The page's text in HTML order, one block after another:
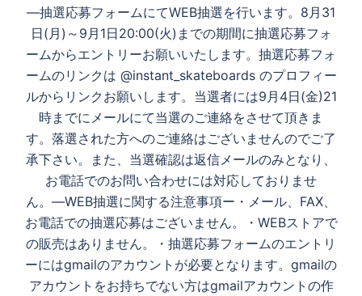
― 抽選応募フォームにてWEB抽選を行います。 8月31
日(月)～9月1日20:00(火)までの期間に抽選応募フォ
ームからエントリーお願いいたします。 抽選応募フォ
ームのリンクは @instant_skateboards のプロフィー
ルからリンクお願いします。 当選者には9月4日(金)21
時までにメールにて当選のご連絡をさせて頂きま
す。 落選された方へのご連絡はございませんのでご了
承下さい。また、当選確認は返信メールのみとなり、
お電話でのお問い合わせには対応しておりませ
ん。 ―WEB抽選に関する注意事項ー ・メール、FAX、
お電話での抽選応募はございません。 ・WEBストアで
の販売はありません。 ・抽選応募フォームのエントリ
ーにはgmailのアカウントが必要となります。gmailの
アカウントをお持ちでない方はgmailアカウントの作